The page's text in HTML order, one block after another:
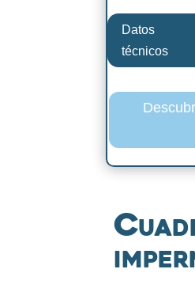
Datos
técnicos